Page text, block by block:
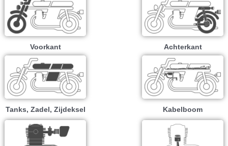
Voorkant Achterkant
Tanks, Zadel, Zijdeksel Kabelboom